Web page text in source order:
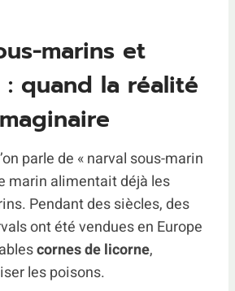
marins et
quand la réalité
parle de « narval sous-marin
marin alimentait déjà les
Pendant des siècles, des
ont été vendues en Europe
cornes de licorne,
les poisons.